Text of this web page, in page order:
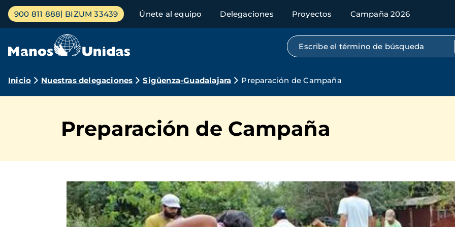
Pasar
contenido
Menú
principal
900 811 888 BIZUM 33439 Únete al equipo Delegaciones Proyectos Campaña 2026
Búsqueda por texto completo
Ruta
navegación
Inicio Nuestras delegaciones Sigüenza-Guadalajara Preparación de Campaña
Preparación de Campaña